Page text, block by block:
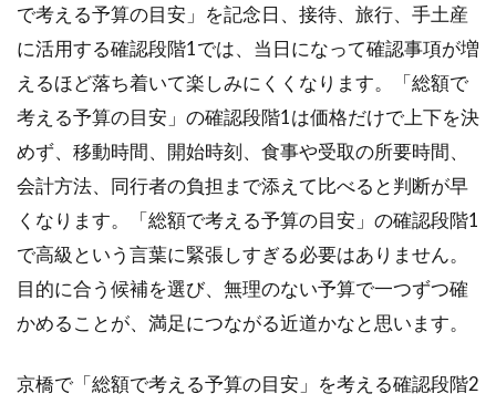
で考える予算の目安」を記念日、接待、旅行、手土産
に活用する確認段階1では、当日になって確認事項が増
えるほど落ち着いて楽しみにくくなります。「総額で
考える予算の目安」の確認段階1は価格だけで上下を決
めず、移動時間、開始時刻、食事や受取の所要時間、
会計方法、同行者の負担まで添えて比べると判断が早
くなります。「総額で考える予算の目安」の確認段階1
で高級という言葉に緊張しすぎる必要はありません。
目的に合う候補を選び、無理のない予算で一つずつ確
かめることが、満足につながる近道かなと思います。
京橋で「総額で考える予算の目安」を考える確認段階2